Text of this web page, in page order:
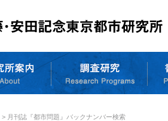
> 月刊誌『都市問題』バックナンバー検索